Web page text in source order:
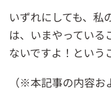
いずれにしても、私
は、いまやっている
ないですよ！という
（※本記事の内容お